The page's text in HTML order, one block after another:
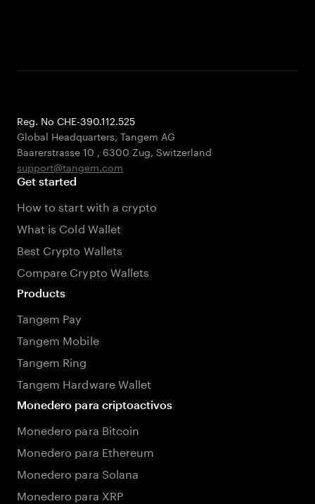
Reg. No CHE-390.112.525
Global Headquarters, Tangem AG
Baarerstrasse 10 , 6300 Zug, Switzerland
support@tangem.com
Get started
How to start with a crypto
What is Cold Wallet
Best Crypto Wallets
Compare Crypto Wallets
Products
Tangem Pay
Tangem Mobile
Tangem Ring
Tangem Hardware Wallet
Monedero para criptoactivos
Monedero para Bitcoin
Monedero para Ethereum
Monedero para Solana
Monedero para XRP